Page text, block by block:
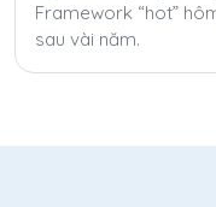
Framework “hot”
sau vài năm.